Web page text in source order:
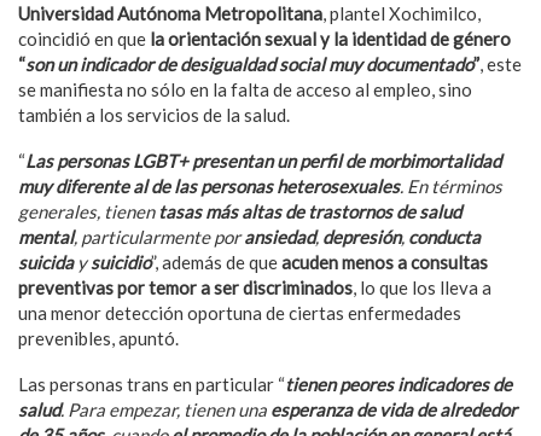
Universidad Autónoma Metropolitana, plantel Xochimilco,
coincidió en que la orientación sexual y la identidad de género
“son un indicador de desigualdad social muy documentado”, este
se manifiesta no sólo en la falta de acceso al empleo, sino
también a los servicios de la salud.
“Las personas LGBT+ presentan un perfil de morbimortalidad
muy diferente al de las personas heterosexuales. En términos
generales, tienen tasas más altas de trastornos de salud
mental, particularmente poransiedad, depresión, conducta
suicida ysuicidio”, además de queacuden menos a consultas
preventivas por temor a ser discriminados, lo que los lleva a
una menor detección oportuna de ciertas enfermedades
prevenibles, apuntó.
Las personas trans en particular “tienen peores indicadores de
salud. Para empezar, tienen una esperanza de vida de alrededor